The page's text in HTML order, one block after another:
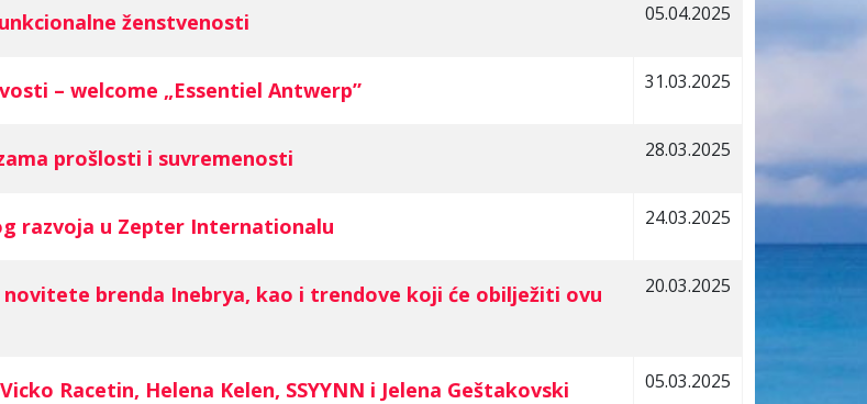
ženstvenosti 05.04.2025
– welcome „Essentiel Antwerp” 31.03.2025
prošlosti i suvremenosti 28.03.2025
razvoja u Zepter Internationalu 24.03.2025
novitete brenda Inebrya, kao i trendove koji će obilježiti ovu
20.03.2025
Racetin, Helena Kelen, SSYYNN i Jelena Geštakovski
05.03.2025